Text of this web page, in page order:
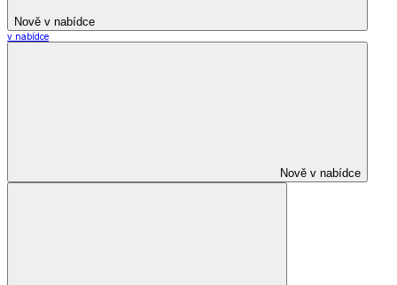
Nově v nabídce
v nabídce
Nově v nabídce